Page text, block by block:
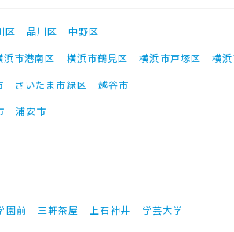
区 品川区
中野区
浜市港南区 横浜市鶴見区 横浜市戸塚区
横
さいたま市緑区
越谷市
浦安市
園前 三軒茶屋 上石神井
学芸大学